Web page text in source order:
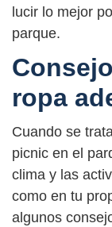
lucir lo mejor
parque.
ropa
Cuando se
picnic en el
clima y las
como en tu
algunos